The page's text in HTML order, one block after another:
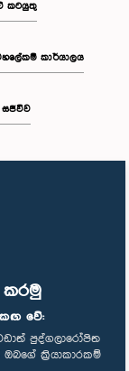
වේ:
පුද්ගලාරෝපිත
ක්‍රියාකාරකම්
කටයුතු
කාර්යාලය
සජීවීව